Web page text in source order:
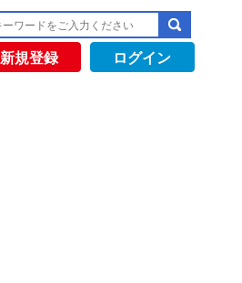
新規登録 ログイン